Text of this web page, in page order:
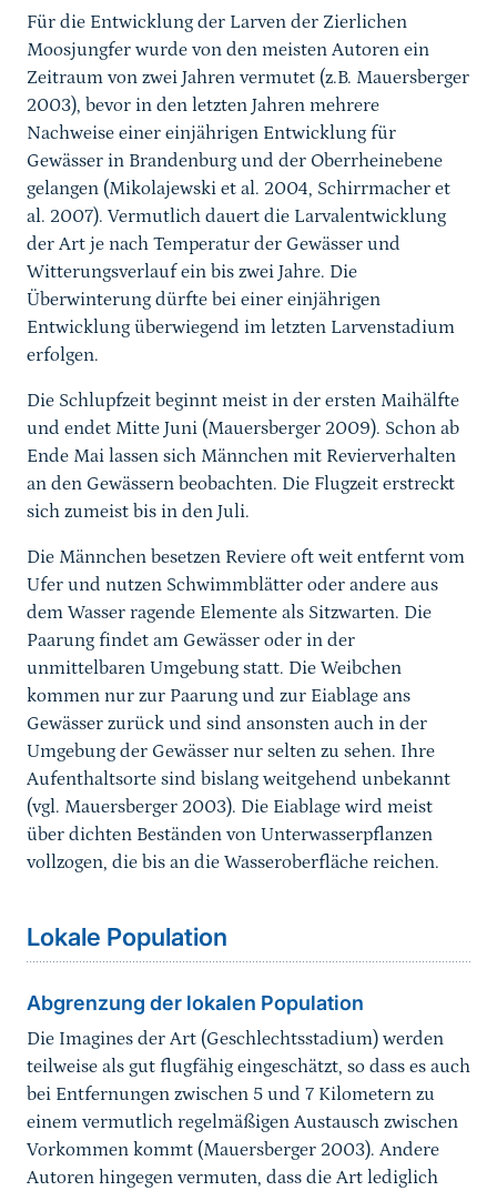
Für die Entwicklung der Larven der Zierlichen
Moosjungfer wurde von den meisten Autoren ein
Zeitraum von zwei Jahren vermutet (z.B. Mauersberger
2003), bevor in den letzten Jahren mehrere
Nachweise einer einjährigen Entwicklung für
Gewässer in Brandenburg und der Oberrheinebene
gelangen (Mikolajewski et al. 2004, Schirrmacher et
al. 2007). Vermutlich dauert die Larvalentwicklung
der Art je nach Temperatur der Gewässer und
Witterungsverlauf ein bis zwei Jahre. Die
Überwinterung dürfte bei einer einjährigen
Entwicklung überwiegend im letzten Larvenstadium
erfolgen.
Die Schlupfzeit beginnt meist in der ersten Maihälfte
und endet Mitte Juni (Mauersberger 2009). Schon ab
Ende Mai lassen sich Männchen mit Revierverhalten
an den Gewässern beobachten. Die Flugzeit erstreckt
sich zumeist bis in den Juli.
Die Männchen besetzen Reviere oft weit entfernt vom
Ufer und nutzen Schwimmblätter oder andere aus
dem Wasser ragende Elemente als Sitzwarten. Die
Paarung findet am Gewässer oder in der
unmittelbaren Umgebung statt. Die Weibchen
kommen nur zur Paarung und zur Eiablage ans
Gewässer zurück und sind ansonsten auch in der
Umgebung der Gewässer nur selten zu sehen. Ihre
Aufenthaltsorte sind bislang weitgehend unbekannt
(vgl. Mauersberger 2003). Die Eiablage wird meist
über dichten Beständen von Unterwasserpflanzen
vollzogen, die bis an die Wasseroberfläche reichen.
Sprungmarke
Lokale Population
Abgrenzung der lokalen Population
Die Imagines der Art (Geschlechtsstadium) werden
teilweise als gut flugfähig eingeschätzt, so dass es auch
bei Entfernungen zwischen 5 und 7 Kilometern zu
einem vermutlich regelmäßigen Austausch zwischen
Vorkommen kommt (Mauersberger 2003). Andere
Autoren hingegen vermuten, dass die Art lediglich